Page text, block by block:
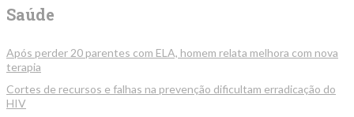
Saúde
Após perder 20 parentes com ELA, homem relata melhora com nova
terapia
Cortes de recursos e falhas na prevenção dificultam erradicação do
HIV